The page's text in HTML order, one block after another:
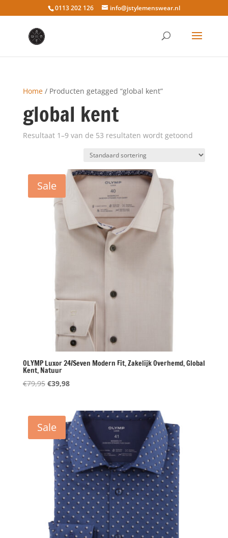
0113 202 126 info@jstylemenswear.nl
Home/ Producten getagged “global kent”
global kent
Resultaat 1–9 van de 53 resultaten wordt getoond
Sale
OLYMP Luxor 24/Seven Modern Fit, Zakelijk Overhemd, Global
Kent, Natuur
€79,95 Oorspronkelijke
€79,95.
€39,98Huidige
€39,98.
Sale